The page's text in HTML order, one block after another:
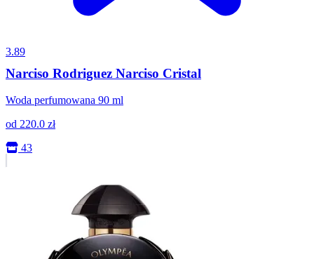
3.89
Narciso Rodriguez Narciso Cristal
Woda perfumowana 90 ml
od 220.0 zł
43